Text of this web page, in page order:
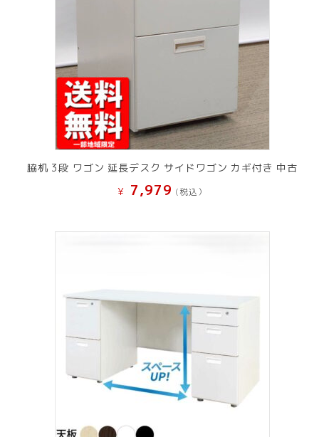
脇机 3段 ワゴン 延長デスク サイドワゴン カギ付き 中古
¥ 7,979 (税込）